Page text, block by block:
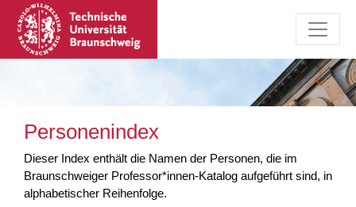
Personenindex
Dieser Index enthält die Namen der Personen, die im
Braunschweiger Professor*innen-Katalog aufgeführt sind, in
alphabetischer Reihenfolge.